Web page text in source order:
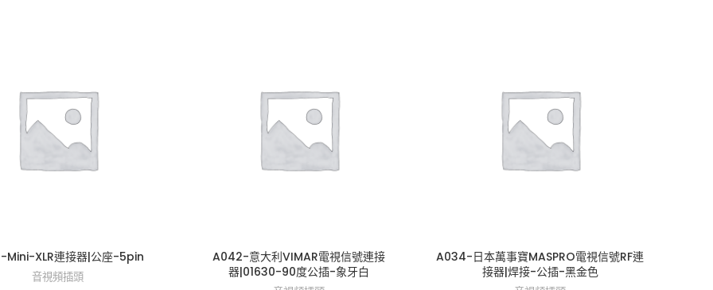
Mini-XLR連接器|公座-5pin
音視頻插頭
A042-意大利VIMAR電視信號連接
器|01630-90度公插-象牙白
A034-日本萬事寶MASPRO電視信號RF連
接器|焊接-公插-黑金色